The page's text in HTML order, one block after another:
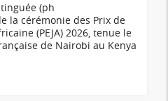
(ph
la cérémonie des Prix de
(PEJA) 2026, tenue le
de Nairobi au Kenya